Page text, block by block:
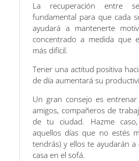
La recuperación entre
fundamental para que cada
ayudará a mantenerte
concentrado a medida que
más difícil.
Tener una actitud positiva
de día aumentará su
Un gran consejo es entrenar
amigos, compañeros de
de tu ciudad. Hazme
aquellos días que no estés
tendrás) y ellos te ayudarán a
casa en el sofá.